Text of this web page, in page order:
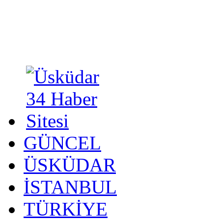
GÜNCEL
ÜSKÜDAR
İSTANBUL
TÜRKİYE